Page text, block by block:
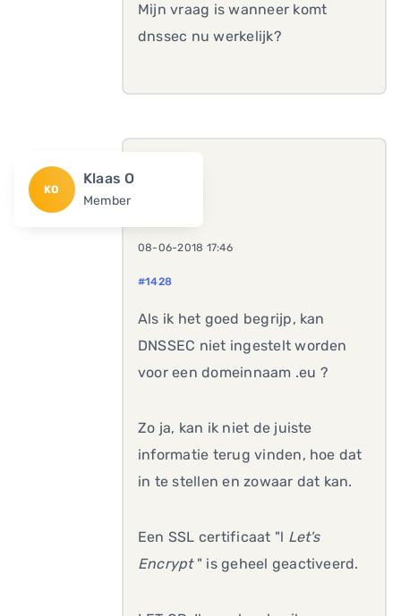
Mijn vraag is wanneer komt
dnssec nu werkelijk?
KO
Klaas O
Member
08-06-2018 17:46
#1428
Als ik het goed begrijp, kan
DNSSEC niet ingestelt worden
voor een domeinnaam .eu ?
Zo ja, kan ik niet de juiste
informatie terug vinden, hoe dat
in te stellen en zowaar dat kan.
Een SSL certificaat "l Let's
Encrypt" is geheel geactiveerd.